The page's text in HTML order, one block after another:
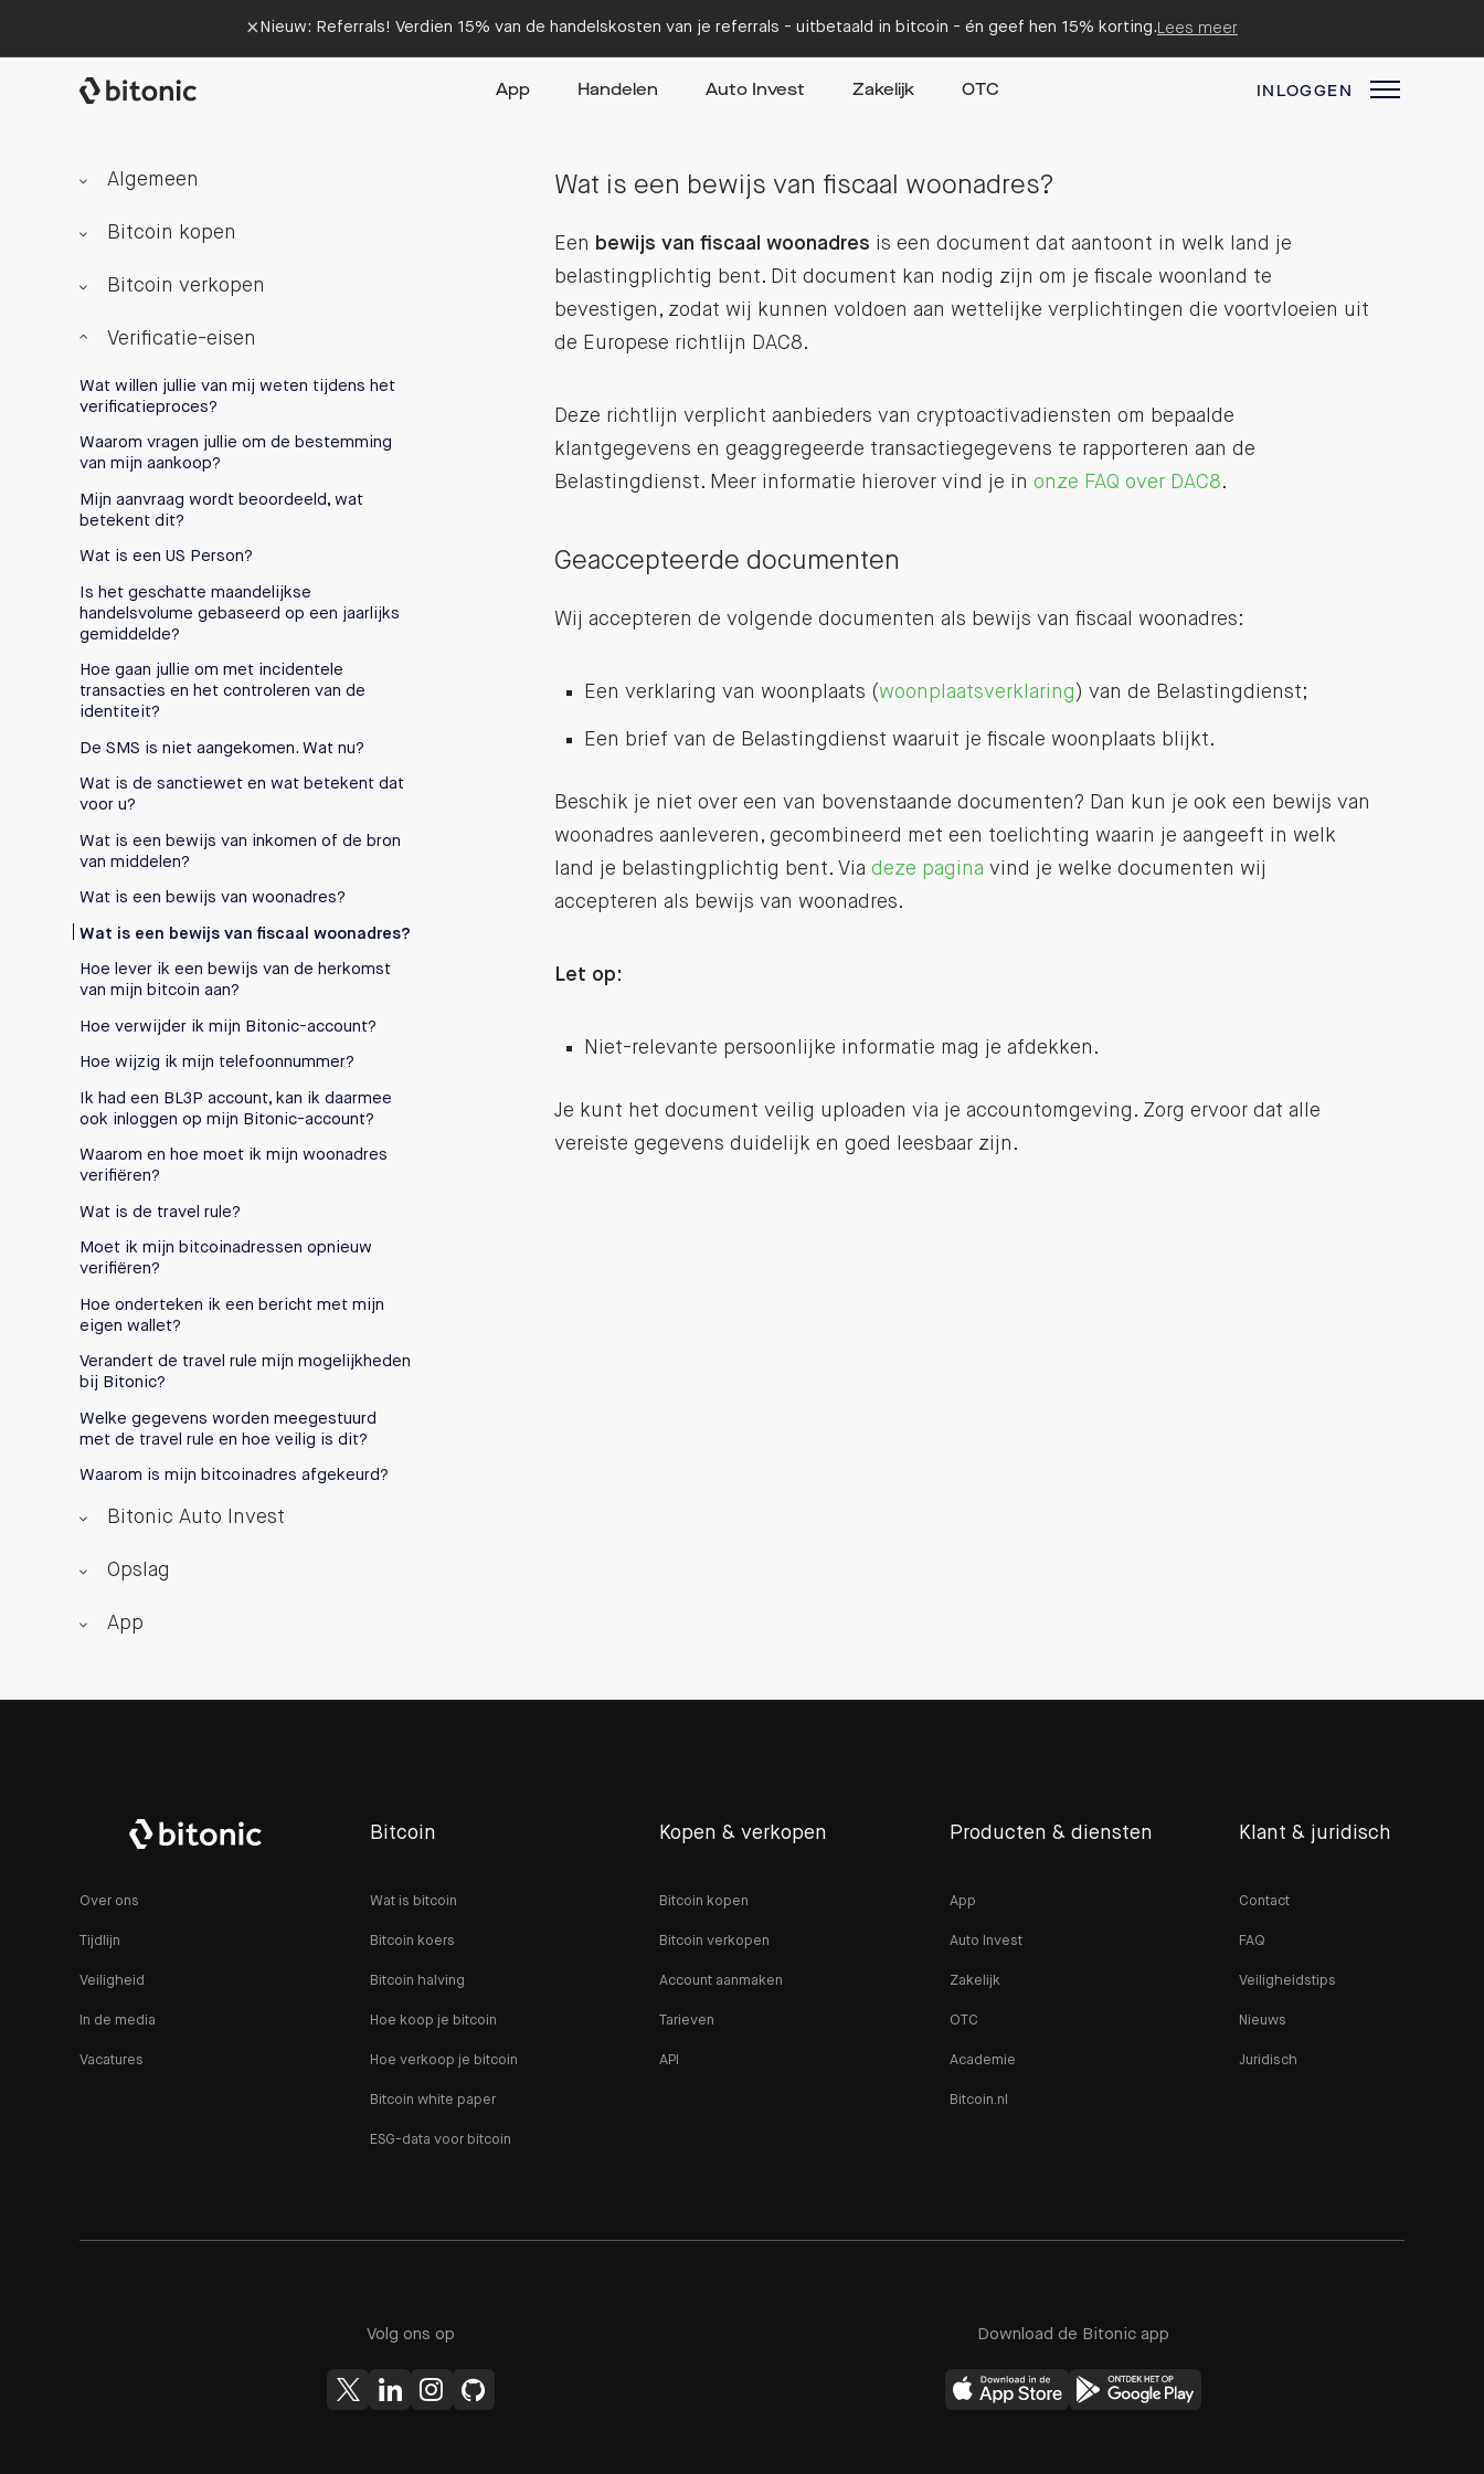
× Nieuw: Referrals! Verdien 15% van de handelskosten van je referrals - uitbetaald in bitcoin - én geef hen 15% korting. Lees meer
App Handelen Auto Invest Zakelijk OTC INLOGGEN
Wat is een bewijs van fiscaal woonadres?
Een bewijs van fiscaal woonadres is een document dat aantoont in welk land je
belastingplichtig bent. Dit document kan nodig zijn om je fiscale woonland te
bevestigen, zodat wij kunnen voldoen aan wettelijke verplichtingen die voortvloeien uit
de Europese richtlijn DAC8.
Deze richtlijn verplicht aanbieders van cryptoactivadiensten om bepaalde
klantgegevens en geaggregeerde transactiegegevens te rapporteren aan de
Belastingdienst. Meer informatie hierover vind je in onze FAQ over DAC8.
Geaccepteerde documenten
Wij accepteren de volgende documenten als bewijs van fiscaal woonadres:
Een verklaring van woonplaats (woonplaatsverklaring ) van de Belastingdienst;
Een brief van de Belastingdienst waaruit je fiscale woonplaats blijkt.
Beschik je niet over een van bovenstaande documenten? Dan kun je ook een bewijs van
woonadres aanleveren, gecombineerd met een toelichting waarin je aangeeft in welk
land je belastingplichtig bent. Via deze pagina vind je welke documenten wij
accepteren als bewijs van woonadres.
Let op:
Niet-relevante persoonlijke informatie mag je afdekken.
Je kunt het document veilig uploaden via je accountomgeving. Zorg ervoor dat alle
vereiste gegevens duidelijk en goed leesbaar zijn.
Algemeen
Bitcoin kopen
Bitcoin verkopen
Verificatie-eisen
Wat willen jullie van mij weten tijdens het
verificatieproces?
Waarom vragen jullie om de bestemming
van mijn aankoop?
Mijn aanvraag wordt beoordeeld, wat
betekent dit?
Wat is een US Person?
Is het geschatte maandelijkse
handelsvolume gebaseerd op een jaarlijks
gemiddelde?
Hoe gaan jullie om met incidentele
transacties en het controleren van de
identiteit?
De SMS is niet aangekomen. Wat nu?
Wat is de sanctiewet en wat betekent dat
voor u?
Wat is een bewijs van inkomen of de bron
van middelen?
Wat is een bewijs van woonadres?
Wat is een bewijs van fiscaal woonadres?
Hoe lever ik een bewijs van de herkomst
van mijn bitcoin aan?
Hoe verwijder ik mijn Bitonic-account?
Hoe wijzig ik mijn telefoonnummer?
Ik had een BL3P account, kan ik daarmee
ook inloggen op mijn Bitonic-account?
Waarom en hoe moet ik mijn woonadres
verifiëren?
Wat is de travel rule?
Moet ik mijn bitcoinadressen opnieuw
verifiëren?
Hoe onderteken ik een bericht met mijn
eigen wallet?
Verandert de travel rule mijn mogelijkheden
bij Bitonic?
Welke gegevens worden meegestuurd
met de travel rule en hoe veilig is dit?
Waarom is mijn bitcoinadres afgekeurd?
Bitonic Auto Invest
Opslag
App
Over ons
Tijdlijn
Veiligheid
In de media
Vacatures
Bitcoin
Wat is bitcoin
Bitcoin koers
Bitcoin halving
Hoe koop je bitcoin
Hoe verkoop je bitcoin
Bitcoin white paper
ESG-data voor bitcoin
Kopen & verkopen
Bitcoin kopen
Bitcoin verkopen
Account aanmaken
Tarieven
API
Producten & diensten
App
Auto Invest
Zakelijk
OTC
Academie
Bitcoin.nl
Klant & juridisch
Contact
FAQ
Veiligheidstips
Nieuws
Juridisch
Volg ons op Download de Bitonic app